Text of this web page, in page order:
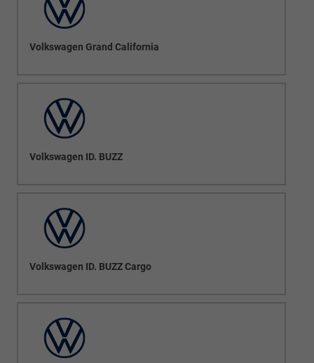
Volkswagen Grand California
Volkswagen ID. BUZZ
Volkswagen ID. BUZZ Cargo